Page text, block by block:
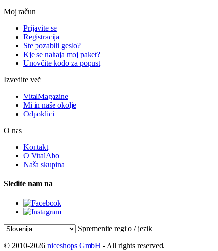
Moj račun
Prijavite se
Registracija
Ste pozabili geslo?
Kje se nahaja moj paket?
Unovčite kodo za popust
Izvedite več
VitalMagazine
Mi in naše okolje
Odpoklici
O nas
Kontakt
O VitalAbo
Naša skupina
Sledite nam na
Spremenite regijo / jezik
© 2010-2026 niceshops GmbH - All rights reserved.